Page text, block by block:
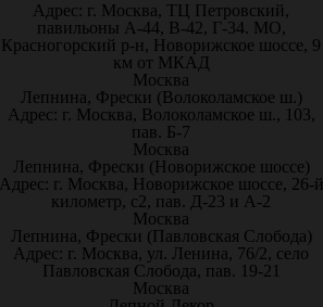
Адрес: г. Москва, ТЦ Петровский,
павильоны А-44, В-42, Г-34. МО,
Красногорский р-н, Новорижское шоссе, 9
км от МКАД
Москва
Лепнина, Фрески (Волоколамское ш.)
Адрес: г. Москва, Волоколамское ш., 103,
пав. Б-7
Москва
Лепнина, Фрески (Новорижское шоссе)
г. Москва, Новорижское шоссе, 26-й
километр, с2, пав. Д-23 и А-2
Москва
Лепнина, Фрески (Павловская Слобода)
Адрес: г. Москва, ул. Ленина, 76/2, село
Павловская Слобода, пав. 19-21
Москва